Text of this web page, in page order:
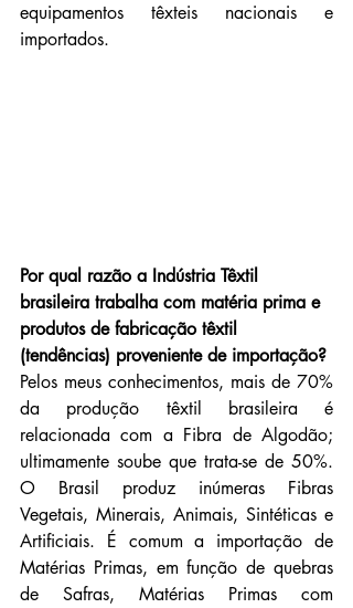
equipamentos têxteis nacionais e
importados.
Por qual razão a Indústria Têxtil
brasileira trabalha com matéria prima e
produtos de fabricação têxtil
(tendências) proveniente de importação?
Pelos meus conhecimentos, mais de 70%
da produção têxtil brasileira é
relacionada com a Fibra de Algodão;
ultimamente soube que trata-se de 50%.
O Brasil produz inúmeras Fibras
Vegetais, Minerais, Animais, Sintéticas e
Artificiais. É comum a importação de
Matérias Primas, em função de quebras
de Safras, Matérias Primas com